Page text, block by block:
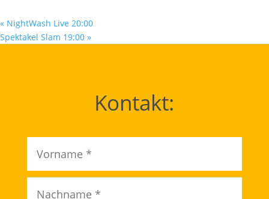
« NightWash Live 20:00
Spektakel Slam 19:00 »
Kontakt: